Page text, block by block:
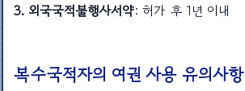
3. 외국국적불행사서약: 허가 후 1년 이내
복수국적자의 여권 사용 유의사항